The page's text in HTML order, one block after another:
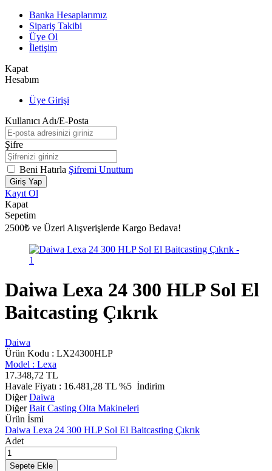
Banka Hesaplarımız
Sipariş Takibi
Üye Ol
İletişim
Kapat
Hesabım
Üye Girişi
Kullanıcı Adı/E-Posta
Şifre
Beni Hatırla Şifremi Unuttum
Giriş Yap
Kayıt Ol
Kapat
Sepetim
2500₺ ve Üzeri Alışverişlerde Kargo Bedava!
Daiwa Lexa 24 300 HLP Sol El
Baitcasting Çıkrık
Daiwa
Ürün Kodu : LX24300HLP
Model : Lexa
17.348,72 TL
Havale Fiyatı : 16.481,28 TL %5 İndirim
DiğerDaiwa
DiğerBait Casting Olta Makineleri
Ürün İsmi
Daiwa Lexa 24 300 HLP Sol El Baitcasting Çıkrık
Adet
Sepete Ekle